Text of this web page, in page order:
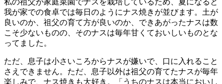
我が家での食卓では毎日のようにナス焼きが並びます。土が
良いのか、祖父の育て方が良いのか、できあがったナスは数
こそ少ないものの、そのナスは毎年甘くておいしいものとな
ってました。
ただ、息子は小さいころからナスが嫌いで、口に入れること
さえできません。ただ、息子以外は祖父の育てたナスが毎年
楽しみで、ナス焼きも大好き。「うちのナスは本当においし